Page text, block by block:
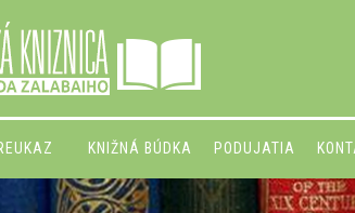
KNIŽNÁ BÚDKA PODUJATIA